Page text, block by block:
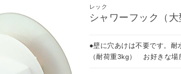
レック
シャワーフック（
●壁に穴あけは不要です。耐
（耐荷重3kg） お好きな場